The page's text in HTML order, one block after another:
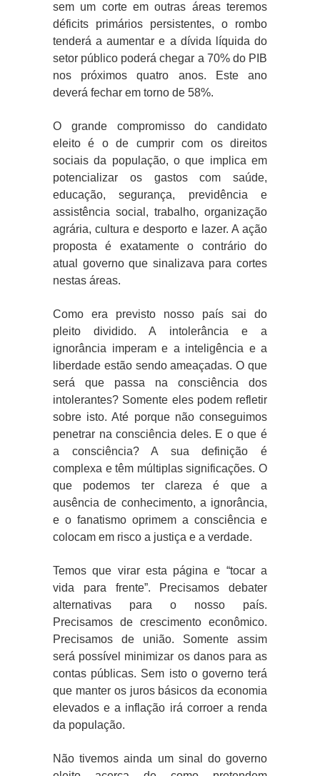
sem um corte em outras áreas teremos
déficits primários persistentes, o rombo
tenderá a aumentar e a dívida líquida do
setor público poderá chegar a 70% do PIB
nos próximos quatro anos. Este ano
deverá fechar em torno de 58%.
O grande compromisso do candidato
eleito é o de cumprir com os direitos
sociais da população, o que implica em
potencializar os gastos com saúde,
educação, segurança, previdência e
assistência social, trabalho, organização
agrária, cultura e desporto e lazer. A ação
proposta é exatamente o contrário do
atual governo que sinalizava para cortes
nestas áreas.
Como era previsto nosso país sai do
pleito dividido. A intolerância e a
ignorância imperam e a inteligência e a
liberdade estão sendo ameaçadas. O que
será que passa na consciência dos
intolerantes? Somente eles podem refletir
sobre isto. Até porque não conseguimos
penetrar na consciência deles. E o que é
a consciência? A sua definição é
complexa e têm múltiplas significações. O
que podemos ter clareza é que a
ausência de conhecimento, a ignorância,
e o fanatismo oprimem a consciência e
colocam em risco a justiça e a verdade.
Temos que virar esta página e “tocar a
vida para frente”. Precisamos debater
alternativas para o nosso país.
Precisamos de crescimento econômico.
Precisamos de união. Somente assim
será possível minimizar os danos para as
contas públicas. Sem isto o governo terá
que manter os juros básicos da economia
elevados e a inflação irá corroer a renda
da população.
Não tivemos ainda um sinal do governo